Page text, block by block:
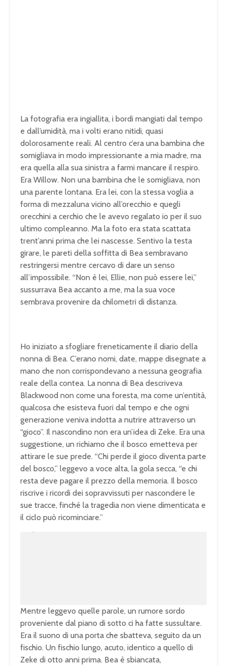
La fotografia era ingiallita, i bordi mangiati dal tempo
e dall’umidità, ma i volti erano nitidi, quasi
dolorosamente reali. Al centro c’era una bambina che
somigliava in modo impressionante a mia madre, ma
era quella alla sua sinistra a farmi mancare il respiro.
Era Willow. Non una bambina che le somigliava, non
una parente lontana. Era lei, con la stessa voglia a
forma di mezzaluna vicino all’orecchio e quegli
orecchini a cerchio che le avevo regalato io per il suo
ultimo compleanno. Ma la foto era stata scattata
trent’anni prima che lei nascesse. Sentivo la testa
girare, le pareti della soffitta di Bea sembravano
restringersi mentre cercavo di dare un senso
all’impossibile. “Non è lei, Ellie, non può essere lei,”
sussurrava Bea accanto a me, ma la sua voce
sembrava provenire da chilometri di distanza.
Ho iniziato a sfogliare freneticamente il diario della
nonna di Bea. C’erano nomi, date, mappe disegnate a
mano che non corrispondevano a nessuna geografia
reale della contea. La nonna di Bea descriveva
Blackwood non come una foresta, ma come un’entità,
qualcosa che esisteva fuori dal tempo e che ogni
generazione veniva indotta a nutrire attraverso un
“gioco”. Il nascondino non era un’idea di Zeke. Era una
suggestione, un richiamo che il bosco emetteva per
attirare le sue prede. “Chi perde il gioco diventa parte
del bosco,” leggevo a voce alta, la gola secca, “e chi
resta deve pagare il prezzo della memoria. Il bosco
riscrive i ricordi dei sopravvissuti per nascondere le
sue tracce, finché la tragedia non viene dimenticata e
il ciclo può ricominciare.”
Mentre leggevo quelle parole, un rumore sordo
proveniente dal piano di sotto ci ha fatte sussultare.
Era il suono di una porta che sbatteva, seguito da un
fischio. Un fischio lungo, acuto, identico a quello di
Zeke di otto anni prima. Bea è sbiancata,